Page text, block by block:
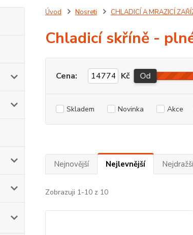
Úvod Nosreti CHLADICÍ A MRAZICÍ
Chladicí skříně -
Cena: Kč Od
Skladem Novinka Akce
Nejnovější Nejlevnější Nejdražší
Zobrazuji 1-10 z 10